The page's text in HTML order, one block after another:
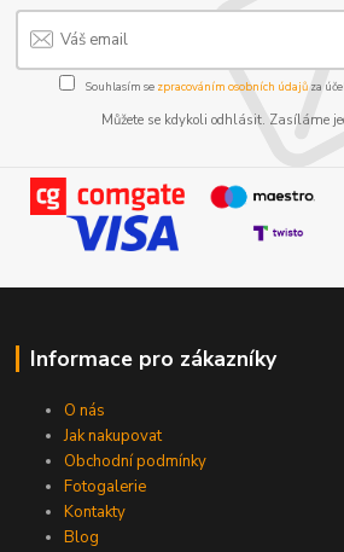
Souhlasím se zpracováním osobních údajůza
Můžete se kdykoli odhlásit. Zasíláme
Informace pro zákazníky
O nás
Jak nakupovat
Obchodní podmínky
Fotogalerie
Kontakty
Blog